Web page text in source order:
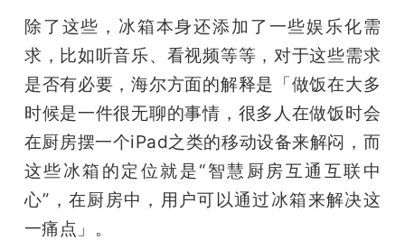
除了这些，冰箱本身还添加了一些娱乐化需
求，比如听音乐、看视频等等，对于这些需求
是否有必要，海尔方面的解释是「做饭在大多
时候是一件很无聊的事情，很多人在做饭时会
在厨房摆一个iPad之类的移动设备来解闷，而
这些冰箱的定位就是“智慧厨房互通互联中
心”，在厨房中，用户可以通过冰箱来解决这
一痛点」。